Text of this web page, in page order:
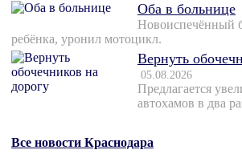
Оба в больнице
Новоиспечённый
ребёнка, уронил мотоцикл.
Вернуть
05.08.2026
Предлагается
автохамов в два
Все новости Краснодара